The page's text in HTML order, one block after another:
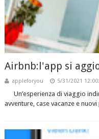
Airbnb:l'app si
appleforyou 5/31/2021
Un’esperienza di viaggio
avventure, case vacanze e